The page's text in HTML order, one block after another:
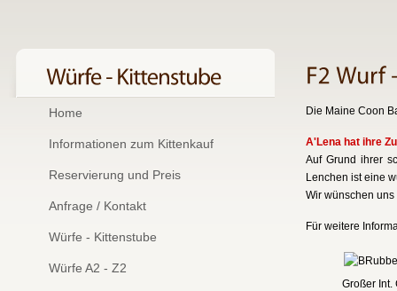
Die Maine Coon
A'Lena hat ihre
Auf Grund ihrer
Lenchen ist eine
Wir wünschen
Für weitere
Großer Int.
Home
Informationen zum Kittenkauf
Reservierung und Preis
Anfrage / Kontakt
Würfe - Kittenstube
Würfe A2 - Z2